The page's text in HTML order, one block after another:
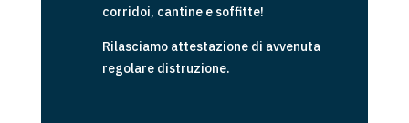
corridoi, cantine e soffitte!
Rilasciamo attestazione di avvenuta
regolare distruzione.